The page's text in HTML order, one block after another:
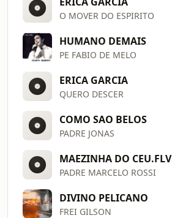
O MOVER DO ESPIRITO
HUMANO DEMAIS
PE FABIO DE MELO
ERICA GARCIA
QUERO DESCER
COMO SAO BELOS
PADRE JONAS
MAEZINHA DO CEU.FLV
PADRE MARCELO ROSSI
DIVINO PELICANO
FREI GILSON